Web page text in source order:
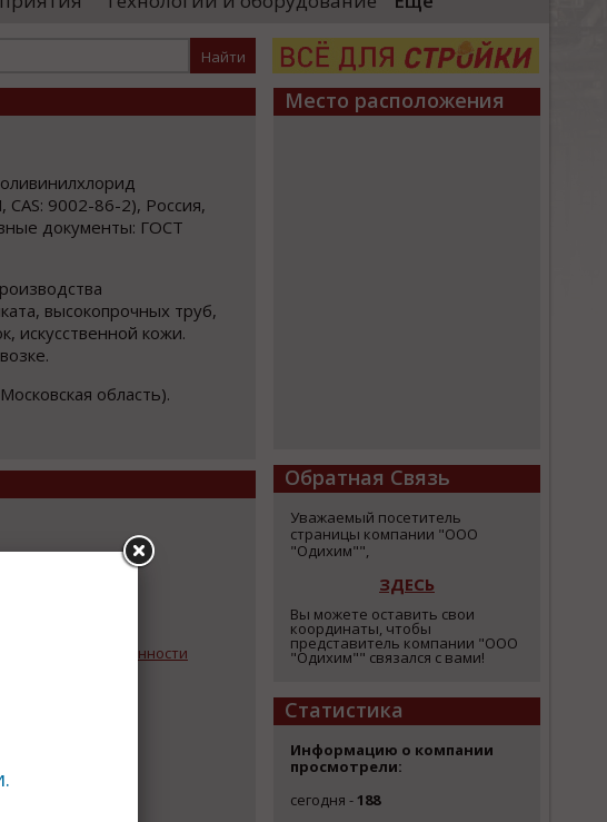
«Уральские локомотивы»)
высокоскоростных поездов. Главный вывод,
9002-86-2), Россия,
документы: ГОСТ
высокопрочных труб,
искусственной кожи.
область).
база промышленности
Место расположения
Обратная Связь
Уважаемый посетитель
страницы компании "ООО
"Одихим"",
ЗДЕСЬ
Вы можете оставить свои
координаты, чтобы
представитель компании "ООО
"Одихим"" связался с вами!
Статистика
Информацию о компании
просмотрели:
сегодня -188